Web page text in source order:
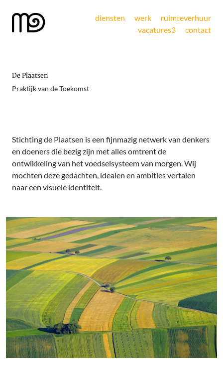
diensten werk
ruimteverhuur
vacatures3 contact
De Plaatsen
Praktijk van de Toekomst
Stichting de Plaatsen is een fijnmazig netwerk van denkers
en doeners die bezig zijn met alles omtrent de
ontwikkeling van het voedselsysteem van morgen. Wij
mochten deze gedachten, idealen en ambities vertalen
naar een visuele identiteit.